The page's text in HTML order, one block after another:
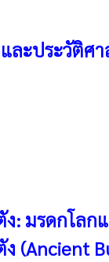
ะประวัติศา
ง: มรดกโ
(Ancient